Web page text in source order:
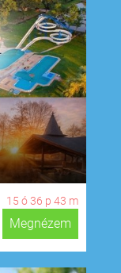
15 ó36 p 42 m
Megnézem